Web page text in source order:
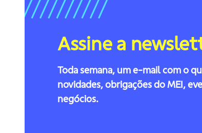
Assine a newslet
Toda semana, um e-mail com o
novidades, obrigações do MEI,
negócios.